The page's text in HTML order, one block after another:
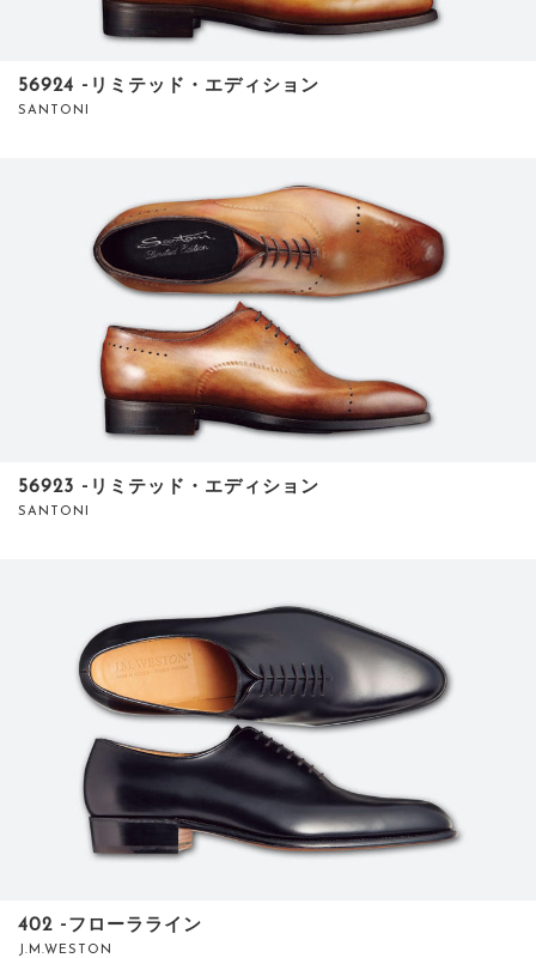
56924 ‐リミテッド・エディション
SANTONI
56923 ‐リミテッド・エディション
SANTONI
402 ‐フローラライン
J.M.WESTON